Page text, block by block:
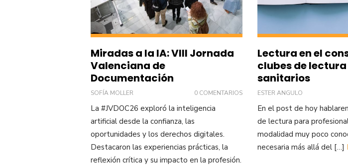
Miradas a la IA: VIII Jornada
Valenciana de
Documentación
SOFÍA MOLLER 0 COMENTARIOS
La #JVDOC26 exploró la inteligencia
artificial desde la confianza, las
oportunidades y los derechos digitales.
Destacaron las experiencias prácticas, la
reflexión crítica y su impacto en la profesión.
Lectura en el
clubes de
sanitarios
ESTER ANGULO
En el post de hoy
de lectura para
modalidad muy poco
necesaria más allá del […]